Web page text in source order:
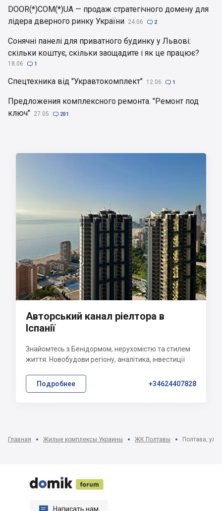
DOOR(*)COM(*)UA — продаж стратегічного домену для
лідера дверного ринку України 24.06  2
Сонячні панелі для приватного будинку у Львові:
скільки коштує, скільки заощадите і як це працює?
18.06  1
Спецтехника від "Укравтокомплект" 12.06  1
Предложения комплексного ремонта. "Ремонт под
ключ" 27.05  201
Авторський канал ріелтора в
Іспанії
Знайомтесь з Бенідормом, нерухомістю та стилем
життя. Новобудови регіону, аналітика, інвестиції
Подробнее +34624407828
Главная Жилые комплексы Украины ЖК Полтавы Полтава, ул.


 

 Написать нам